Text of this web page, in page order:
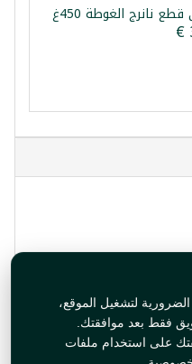
لتشغيل الموقع،
فقط بعد موافقتك.
على استخدام ملفات
نانرج الغوطة 450غ